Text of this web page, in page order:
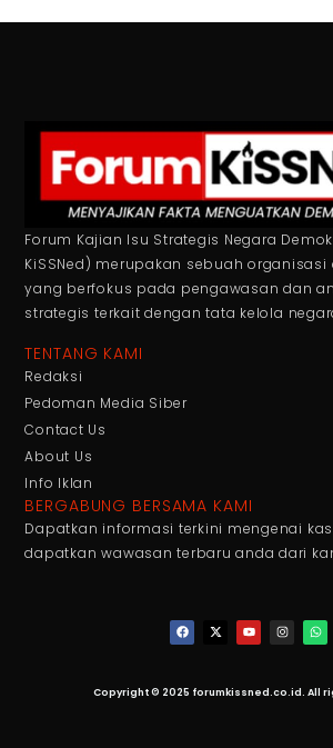
Forum Kajian Isu Strategis Negara
KiSSNed) merupakan sebuah
yang berfokus pada pengawasan dan
strategis terkait dengan tata kelola
TENTANG KAMI
Redaksi
Pedoman Media Siber
Contact Us
About Us
Info Iklan
BERGABUNG BERSAMA KAMI
Dapatkan informasi terkini mengenai
dapatkan wawasan terbaru anda dari
Copyright © 2025 forumkissned.co.id. All